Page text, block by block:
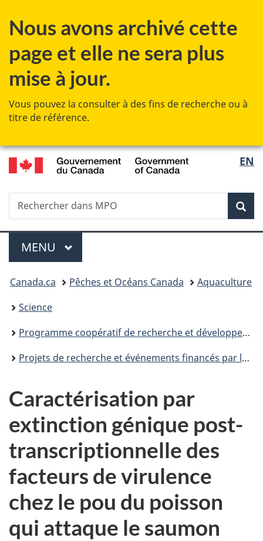
Nous avons archivé cette
page et elle ne sera plus
mise à jour.
Vous pouvez la consulter à des fins de recherche ou à
titre de référence.
au
principal
à
sujet
à
version
de
la
EN
Recherche
Rechercher
dans
océans
Menu
MENU PRINCIPAL
Vous
êtes
ici
Canada.ca Pêches et Océans Canada
Aquaculture
Science
Programme coopératif de recherche et développement en aquaculture
Projets de recherche et événements financés par le PCRDA
Caractérisation par
extinction génique post-
transcriptionnelle des
facteurs de virulence
chez le pou du poisson
qui attaque le saumon